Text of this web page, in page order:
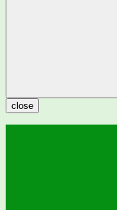
close